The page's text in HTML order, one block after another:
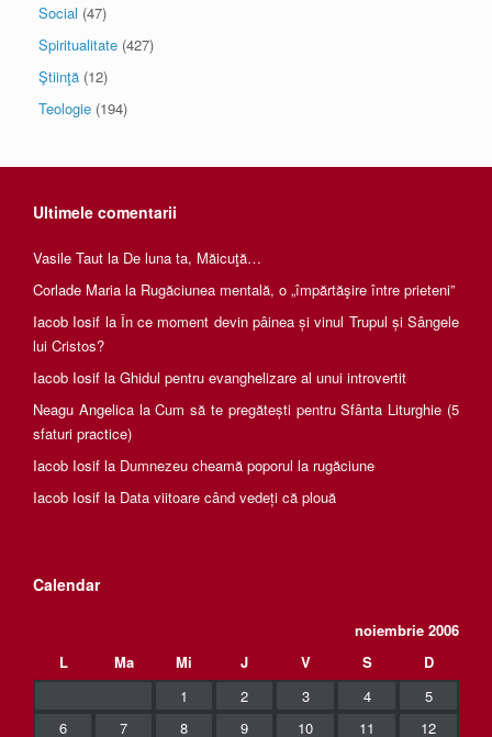
Social (47)
Spiritualitate (427)
Ştiinţă (12)
Teologie (194)
Ultimele comentarii
Vasile Taut la De luna ta, Măicuţă…
Corlade Maria la Rugăciunea mentală, o „împărtăşire între prieteni”
Iacob Iosif la În ce moment devin pâinea și vinul Trupul și Sângele
lui Cristos?
Iacob Iosif la Ghidul pentru evanghelizare al unui introvertit
Neagu AngelicalaCum să te pregătești pentru Sfânta Liturghie (5
sfaturi practice)
Iacob Iosif la Dumnezeu cheamă poporul la rugăciune
Iacob Iosif la Data viitoare când vedeți că plouă
Calendar
noiembrie 2006
L
Ma Mi J V S
D
1
2 3 4
5
6
7 8 9 10 11 12